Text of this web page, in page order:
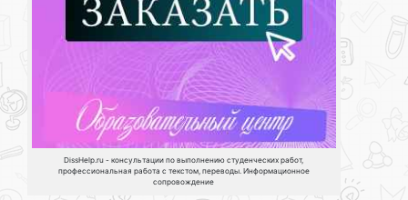
DissHelp.ru - консультации по выполнению студенческих работ,
профессиональная работа с текстом, переводы. Информационное
сопровождение